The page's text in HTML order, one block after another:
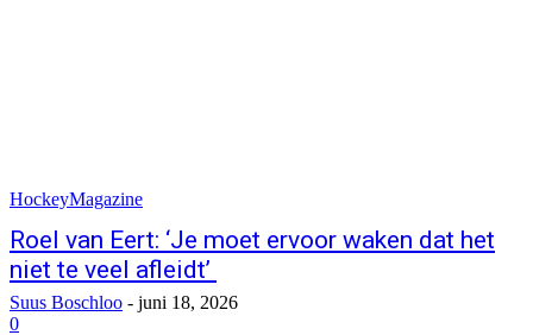
HockeyMagazine
Roel van Eert: ‘Je moet ervoor waken dat het
niet te veel afleidt’
Suus Boschloo - juni 18, 2026
0